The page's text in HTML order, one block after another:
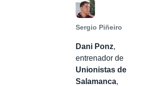
Sergio Piñeiro
Dani Ponz,
entrenador de
Unionistas de
Salamanca,